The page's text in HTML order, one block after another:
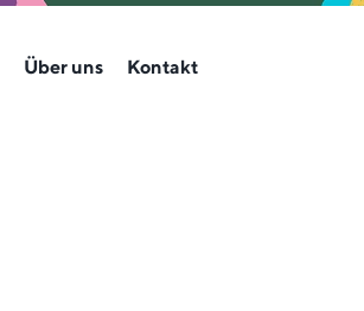
Über uns Kontakt